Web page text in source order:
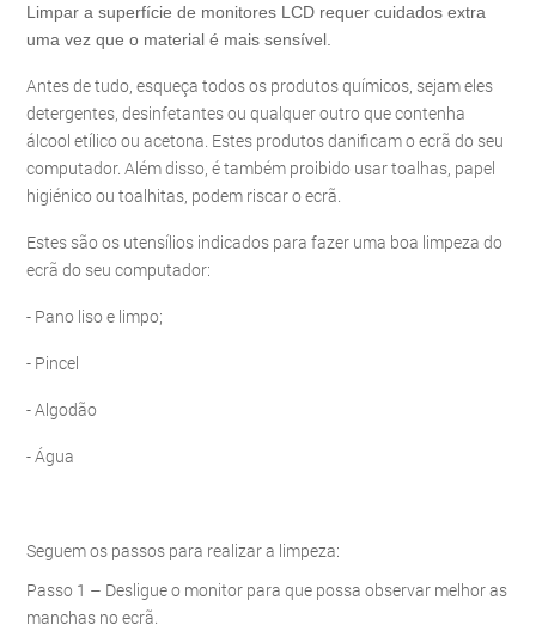
Limpar a superfície de monitores LCD requer cuidados extra
uma vez que o material é mais sensível.
Antes de tudo, esqueça todos os produtos químicos, sejam eles
detergentes, desinfetantes ou qualquer outro que contenha
álcool etílico ou acetona. Estes produtos danificam o ecrã do seu
computador. Além disso, é também proibido usar toalhas, papel
higiénico ou toalhitas, podem riscar o ecrã.
Estes são os utensílios indicados para fazer uma boa limpeza do
ecrã do seu computador:
- Pano liso e limpo;
- Pincel
- Algodão
- Água
Seguem os passos para realizar a limpeza:
Passo 1 – Desligue o monitor para que possa observar melhor as
manchas no ecrã.